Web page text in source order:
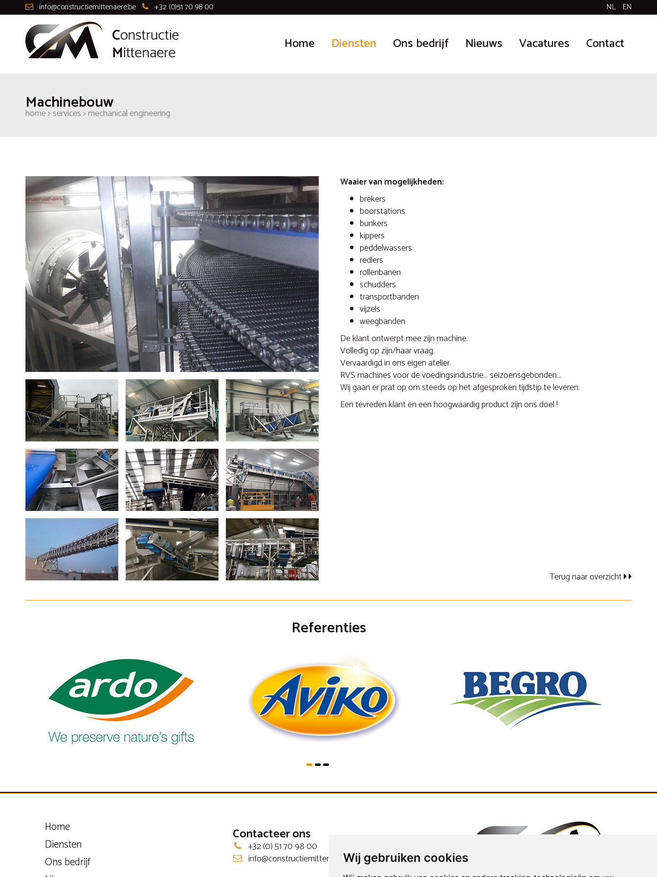
Wij gebruiken cookies
info@constructiemittenaere.be +32 (0)51 70 98 00 NL EN
Home Diensten Ons bedrijf Nieuws Vacatures Contact
Machinebouw
home > services > mechanical engineering
Waaier van mogelijkheden:
brekers
boorstations
bunkers
kippers
peddelwassers
redlers
rollenbanen
schudders
transportbanden
vijzels
weegbanden
De klant ontwerpt mee zijn machine.
Volledig op zijn/haar vraag.
Vervaardigd in ons eigen atelier.
RVS machines voor de voedingsindustrie... seizoensgebonden...
Wij gaan er prat op om steeds op het afgesproken tijdstip te leveren.
Een tevreden klant en een hoogwaardig product zijn ons doel !
Terug naar overzicht
Referenties
Home
Diensten
Ons bedrijf
Contacteer ons
+32 (0) 51 70 98 00
info@constructiemittenaere.be